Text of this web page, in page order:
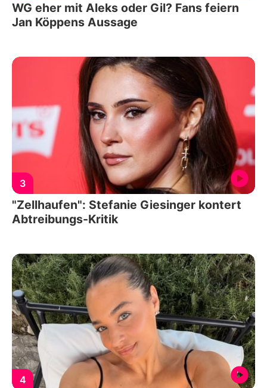
WG eher mit Aleks oder Gil? Fans feiern
Jan Köppens Aussage
3
"Zellhaufen": Stefanie Giesinger kontert
Abtreibungs-Kritik
4